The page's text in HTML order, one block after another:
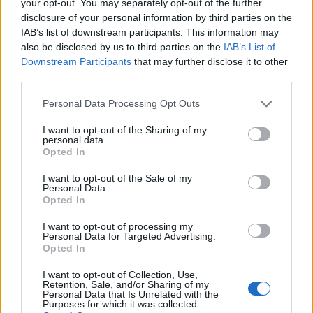
your opt-out. You may separately opt-out of the further
disclosure of your personal information by third parties on the
IAB’s list of downstream participants. This information may
also be disclosed by us to third parties on the IAB’s List of
Downstream Participants that may further disclose it to other
Personal Data Processing Opt Outs
I want to opt-out of the Sharing of my
personal data.
Opted In
I want to opt-out of the Sale of my
Personal Data.
Opted In
I want to opt-out of processing my
Personal Data for Targeted Advertising.
Opted In
I want to opt-out of Collection, Use,
Retention, Sale, and/or Sharing of my
Personal Data that Is Unrelated with the
Purposes for which it was collected.
Přihlásit se a odpovědět
Gina | Předmět:
RE: RE: RE: RE: RE:
26.03.21 09:54:48
Přihlásit se a odpovědět #6310
Smazaný|Předmět: RE: RE: RE: RE: RE:
RE: RE: RE: RE: RE:…
26.03.21 09:19:14
Nataša